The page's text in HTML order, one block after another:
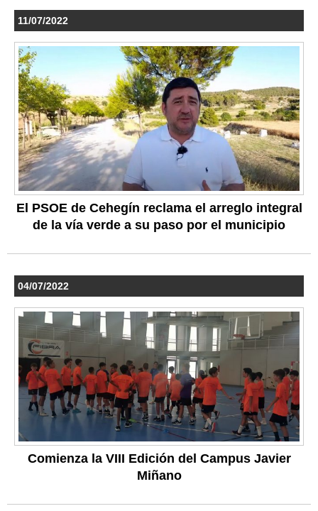
11/07/2022
El PSOE de Cehegín reclama el arreglo integral
de la vía verde a su paso por el municipio
04/07/2022
Comienza la VIII Edición del Campus Javier
Miñano